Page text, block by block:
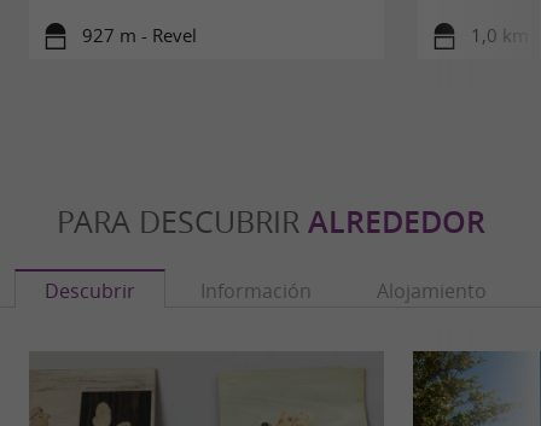
927 m - Revel 1,0 km
PARA DESCUBRIR ALREDEDOR
Descubrir Información Alojamiento